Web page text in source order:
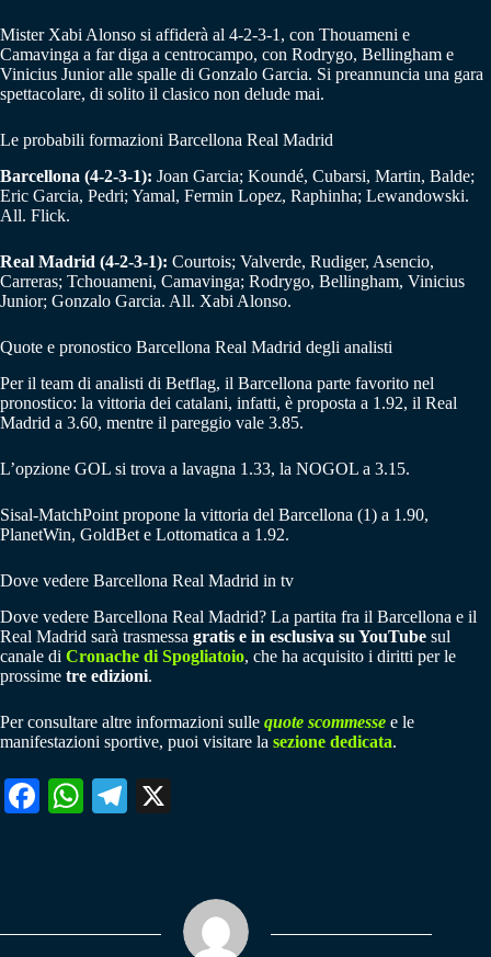
Mister Xabi Alonso si affiderà al 4-2-3-1, con Thouameni e
Camavinga a far diga a centrocampo, con Rodrygo, Bellingham e
Vinicius Junior alle spalle di Gonzalo Garcia. Si preannuncia una gara
spettacolare, di solito il clasico non delude mai.
Le probabili formazioni Barcellona Real Madrid
Barcellona (4-2-3-1): Joan Garcia; Koundé, Cubarsi, Martin, Balde;
Eric Garcia, Pedri; Yamal, Fermin Lopez, Raphinha; Lewandowski.
All. Flick.
Real Madrid (4-2-3-1): Courtois; Valverde, Rudiger, Asencio,
Carreras; Tchouameni, Camavinga; Rodrygo, Bellingham, Vinicius
Junior; Gonzalo Garcia. All. Xabi Alonso.
Quote e pronostico Barcellona Real Madrid degli analisti
Per il team di analisti di Betflag, il Barcellona parte favorito nel
pronostico: la vittoria dei catalani, infatti, è proposta a 1.92, il Real
Madrid a 3.60, mentre il pareggio vale 3.85.
L’opzione GOL si trova a lavagna 1.33, la NOGOL a 3.15.
Sisal-MatchPoint propone la vittoria del Barcellona (1) a 1.90,
PlanetWin, GoldBet e Lottomatica a 1.92.
Dove vedere Barcellona Real Madrid in tv
Dove vedere Barcellona Real Madrid? La partita fra il Barcellona e il
Real Madrid sarà trasmessa gratis e in esclusiva su YouTube sul
canale di Cronache di Spogliatoio, che ha acquisito i diritti per le
prossime tre edizioni.
Per consultare altre informazioni sulle quote scommesse e le
manifestazioni sportive, puoi visitare la sezione dedicata.
Fa W
pp
Te
m